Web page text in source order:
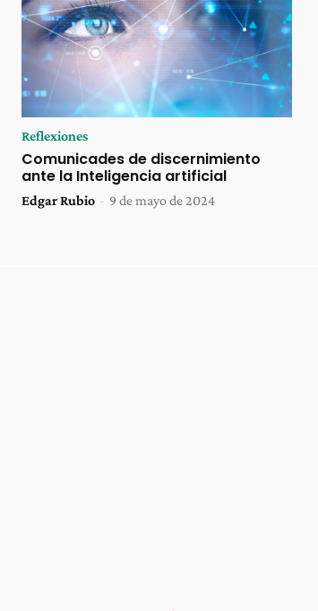
Reflexiones
Comunicades de discernimiento
ante la Inteligencia artificial
Edgar Rubio - 9 de mayo de 2024